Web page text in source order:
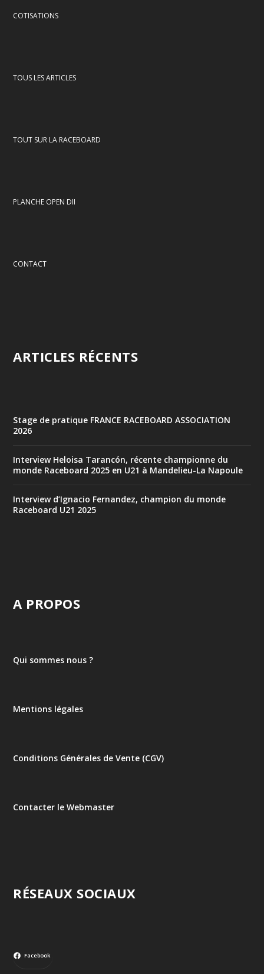
COTISATIONS
TOUS LES ARTICLES
TOUT SUR LA RACEBOARD
PLANCHE OPEN DII
CONTACT
ARTICLES RÉCENTS
Stage de pratique FRANCE RACEBOARD ASSOCIATION
2026
Interview Heloisa Tarancón, récente championne du
monde Raceboard 2025 en U21 à Mandelieu-La Napoule
Interview d’Ignacio Fernandez, champion du monde
Raceboard U21 2025
A PROPOS
Qui sommes nous ?
Mentions légales
Conditions Générales de Vente (CGV)
Contacter le Webmaster
RÉSEAUX SOCIAUX
Facebook